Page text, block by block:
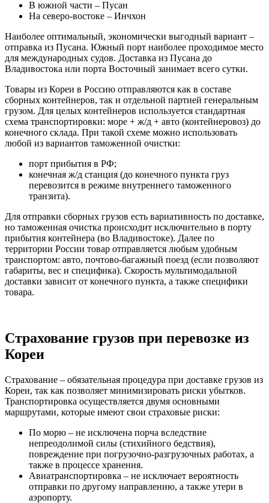
В южной части – Пусан
На северо-востоке – Инчхон
Наиболее оптимальный, экономически выгодный вариант –
отправка из Пусана. Южный порт наиболее проходимое место
для международных судов. Доставка из Пусана до
Владивостока или порта Восточный занимает всего сутки.
Товары из Кореи в Россию отправляются как в составе
сборных контейнеров, так и отдельной партией генеральным
грузом. Для целых контейнеров используется стандартная
схема транспортировки: море + ж/д + авто (контейнеровоз) до
конечного склада. При такой схеме можно использовать
любой из вариантов таможенной очистки:
порт прибытия в РФ;
конечная ж/д станция (до конечного пункта груз
перевозится в режиме внутреннего таможенного
транзита).
Для отправки сборных грузов есть вариативность по доставке,
но таможенная очистка происходит исключительно в порту
прибытия контейнера (во Владивостоке). Далее по
территории России товар отправляется любым удобным
транспортом: авто, почтово-багажный поезд (если позволяют
габариты, вес и специфика). Скорость мультимодальной
доставки зависит от конечного пункта, а также специфики
товара.
Страхование грузов при перевозке из
Кореи
Страхование – обязательная процедура при доставке грузов из
Кореи, так как позволяет минимизировать риски убытков.
Транспортировка осуществляется двумя основными
маршрутами, которые имеют свои страховые риски:
По морю – не исключена порча вследствие
непреодолимой силы (стихийного бедствия),
повреждение при погрузочно-разгрузочных работах, а
также в процессе хранения.
Авиатранспортировка – не исключает вероятность
отправки по другому направлению, а также утери в
аэропорту.